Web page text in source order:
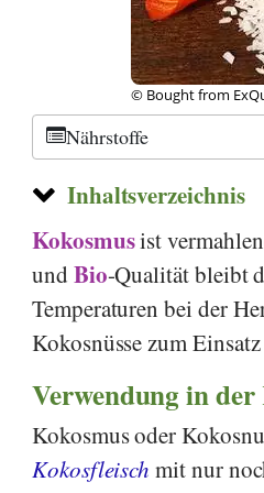
© Bought from
Nährstoffe
Inhaltsverzeichnis
Kokosmusist
und Bio-Qualität bleibt
Temperaturen bei der
Kokosnüsse zum
Verwendung in der
Kokosmus oder
Kokosfleisch mit nur